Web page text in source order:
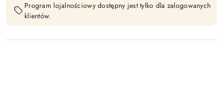
Program lojalnościowy dostępny jest tylko dla zalogowanych
klientów.